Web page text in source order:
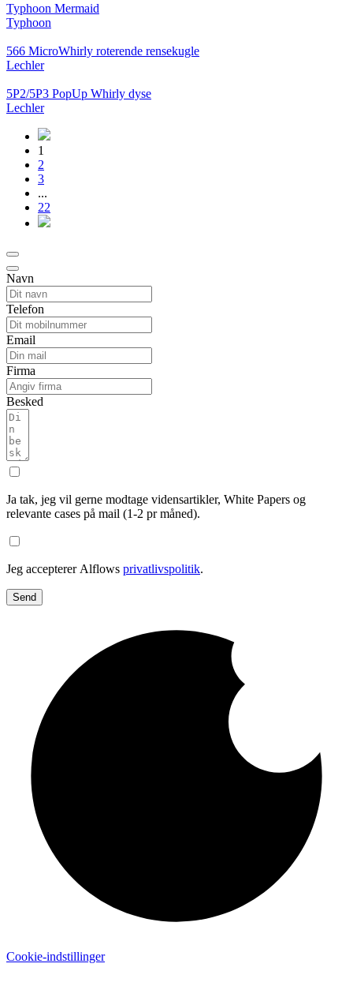
Typhoon Mermaid
Typhoon
566 MicroWhirly roterende rensekugle
Lechler
5P2/5P3 PopUp Whirly dyse
Lechler
1
2
3
...
22
Navn
Telefon
Email
Firma
Besked
Ja tak, jeg vil gerne modtage vidensartikler, White Papers og
relevante cases på mail (1-2 pr måned).
Jeg accepterer Alflows privatlivspolitik.
Send
Cookie-indstillinger